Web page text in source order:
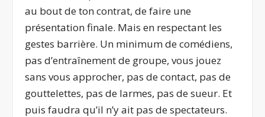
au bout de ton contrat, de faire une
présentation finale. Mais en respectant les
gestes barrière. Un minimum de comédiens,
pas d’entraînement de groupe, vous jouez
sans vous approcher, pas de contact, pas de
gouttelettes, pas de larmes, pas de sueur. Et
puis faudra qu’il n’y ait pas de spectateurs.